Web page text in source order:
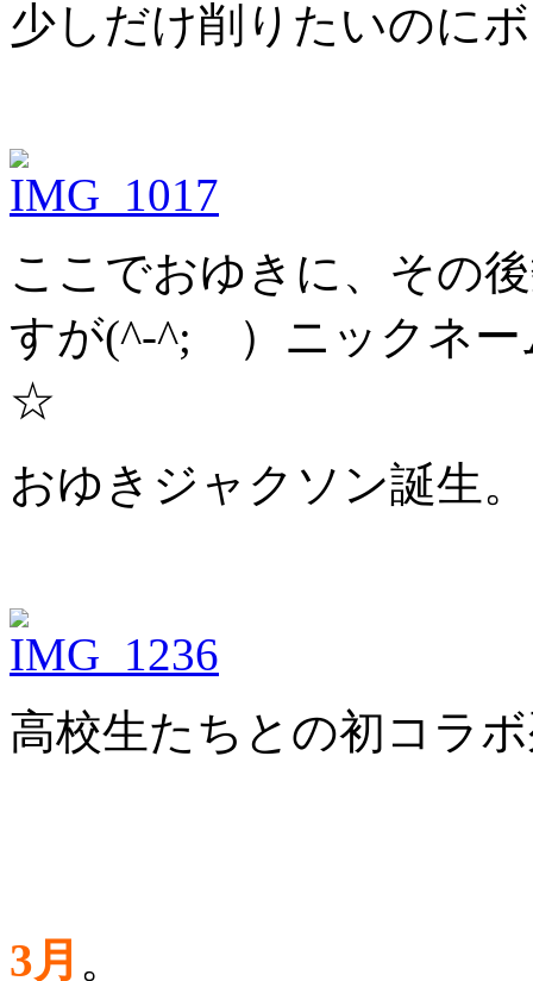
少しだけ削りたいのに
ここでおゆきに、その
すが(^-^; ）ニックネー
☆
おゆきジャクソン誕生。
高校生たちとの初コラ
3月 。